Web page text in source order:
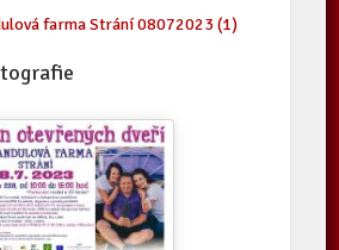
farma Strání 08072023 (1)